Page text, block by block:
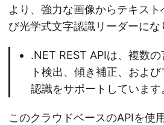
より、強力な画像からテキスト
び光学式文字認識リーダーにな
.NET REST APIは、複数
ト検出、傾き補正、およ
認識をサポートしています
このクラウドベースのAPIを使